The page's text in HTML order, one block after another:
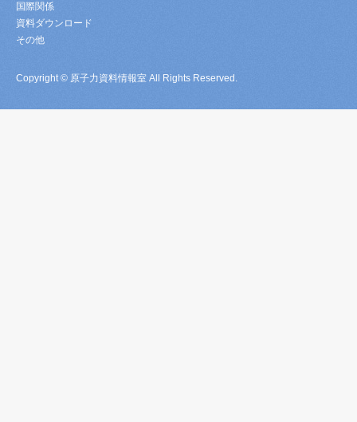
国際関係
資料ダウンロード
その他
Copyright © 原子力資料情報室 All Rights Reserved.